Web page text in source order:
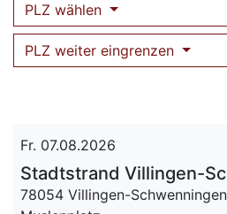
PLZ wählen
PLZ weiter eingrenzen
Fr. 07.08.2026
Stadtstrand Villingen-
78054 Villingen-